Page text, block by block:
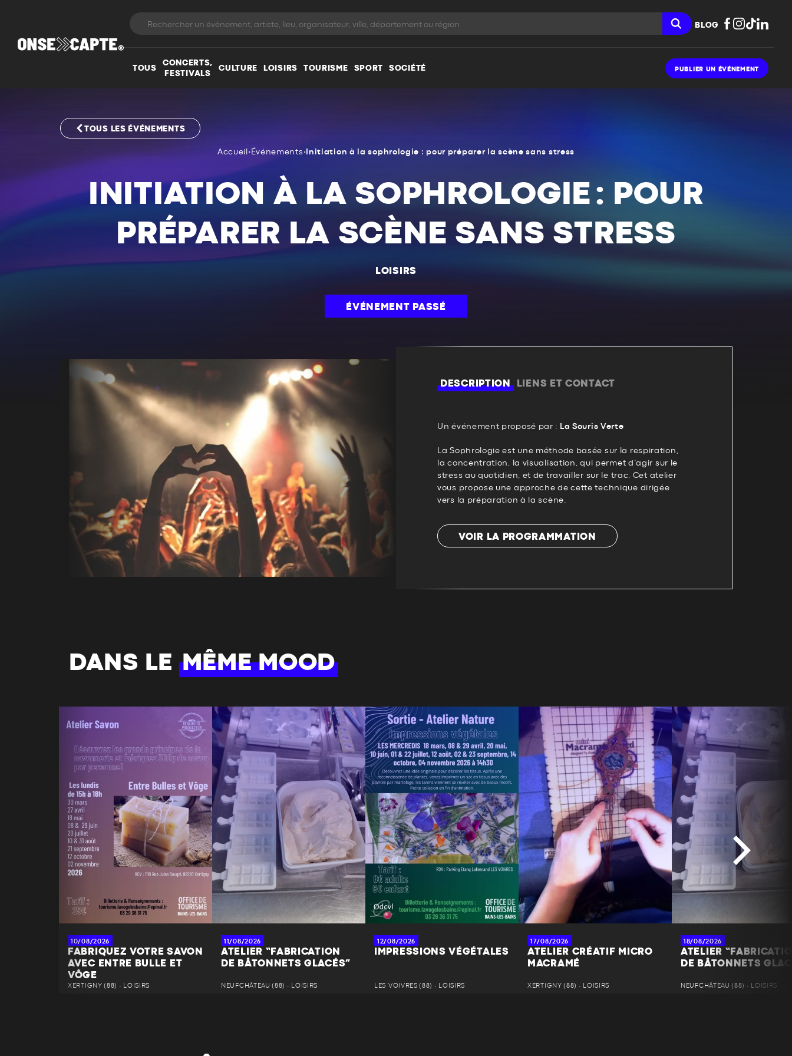
BLOG
TOUS
CONCERTS,
FESTIVALS
CULTURE LOISIRS TOURISME SPORT SOCIÉTÉ PUBLIER UN ÉVÉNEMENT
TOUS LES ÉVÉNEMENTS
Accueil • Événements• Initiation à la sophrologie : pour préparer la scène sans stress
INITIATION À LA SOPHROLOGIE : POUR
PRÉPARER LA SCÈNE SANS STRESS
LOISIRS
ÉVÉNEMENT PASSÉ
DESCRIPTION LIENS ET CONTACT
Un événement proposé par : La Souris Verte
La Sophrologie est une méthode basée sur la respiration,
la concentration, la visualisation, qui permet d’agir sur le
stress au quotidien, et de travailler sur le trac. Cet atelier
vous propose une approche de cette technique dirigée
vers la préparation à la scène.
VOIR LA PROGRAMMATION
DANS LE MÊME MOOD
10/08/2026
FABRIQUEZ VOTRE SAVON
AVEC ENTRE BULLE ET
VÔGE
XERTIGNY (88) • LOISIRS
11/08/2026
ATELIER “FABRICATION
DE BÂTONNETS GLACÉS”
NEUFCHÂTEAU (88) • LOISIRS
12/08/2026
IMPRESSIONS VÉGÉTALES
LES VOIVRES (88) • LOISIRS
17/08/2026
ATELIER CRÉATIF MICRO
MACRAMÉ
XERTIGNY (88) • LOISIRS
18/08/2026
ATELIER
DE BÂTONNETS
NEUFCHÂTEAU (88) • LOISIRS